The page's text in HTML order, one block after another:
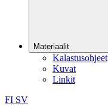
Materiaalit
Kalastusohjeet
Kuvat
Linkit
FI SV